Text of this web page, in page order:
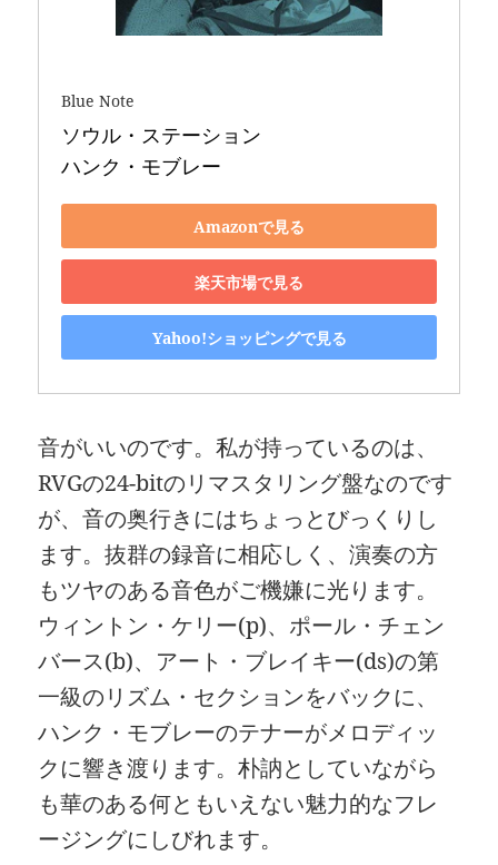
Blue Note
ソウル・ステーション
ハンク・モブレー
Amazonで見る
楽天市場で見る
Yahoo!ショッピングで見る
音がいいのです。私が持っているのは、
RVGの24-bitのリマスタリング盤なのです
が、音の奥行きにはちょっとびっくりし
ます。抜群の録音に相応しく、演奏の方
もツヤのある音色がご機嫌に光ります。
ウィントン・ケリー(p)、ポール・チェン
バース(b)、アート・ブレイキー(ds)の第
一級のリズム・セクションをバックに、
ハンク・モブレーのテナーがメロディッ
クに響き渡ります。朴訥としていながら
も華のある何ともいえない魅力的なフレ
ージングにしびれます。